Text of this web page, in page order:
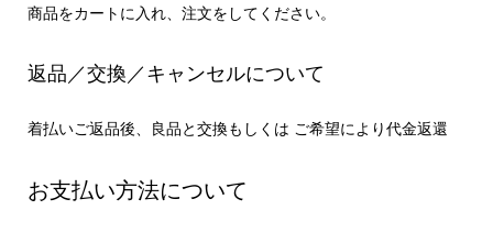
商品をカートに入れ、注文をしてください。
返品／交換／キャンセルについて
着払いご返品後、良品と交換もしくは ご希望により代金返還
お支払い方法について